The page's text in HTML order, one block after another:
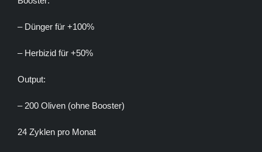
– Dünger für +100%
– Herbizid für +50%
Output:
– 200 Oliven (ohne Booster)
24 Zyklen pro Monat